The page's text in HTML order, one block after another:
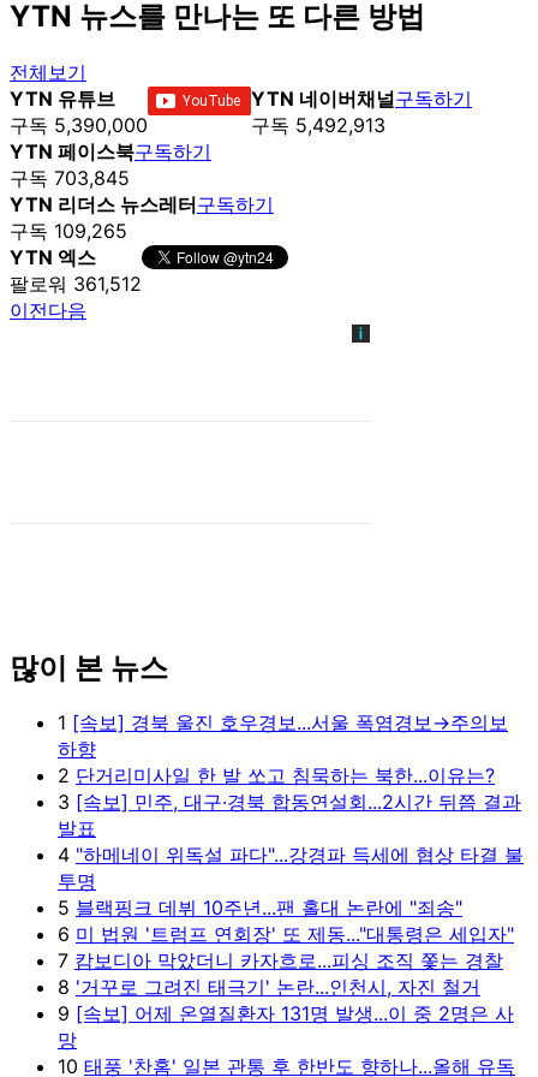
YTN 뉴스를 만나는 또 다른 방법
전체보기
YTN 유튜브
구독 5,390,000
YTN 네이버채널
구독 5,492,913
구독하기
YTN 페이스북
구독 703,845
구독하기
YTN 리더스 뉴스레터
구독 109,265
구독하기
YTN 엑스
팔로워 361,512
이전다음
많이 본 뉴스
1 [속보] 경북 울진 호우경보...서울 폭염경보→주의보
하향
2 단거리미사일 한 발 쏘고 침묵하는 북한...이유는?
3 [속보] 민주, 대구·경북 합동연설회...2시간 뒤쯤 결과
발표
4 "하메네이 위독설 파다"...강경파 득세에 협상 타결 불
투명
5 블랙핑크 데뷔 10주년...팬 홀대 논란에 "죄송"
6 미 법원 '트럼프 연회장' 또 제동..."대통령은 세입자"
7 캄보디아 막았더니 카자흐로...피싱 조직 쫓는 경찰
8 '거꾸로 그려진 태극기' 논란...인천시, 자진 철거
9 [속보] 어제 온열질환자 131명 발생...이 중 2명은 사
망
10 태풍 '찬홈' 일본 관통 후 한반도 향하나...올해 유독